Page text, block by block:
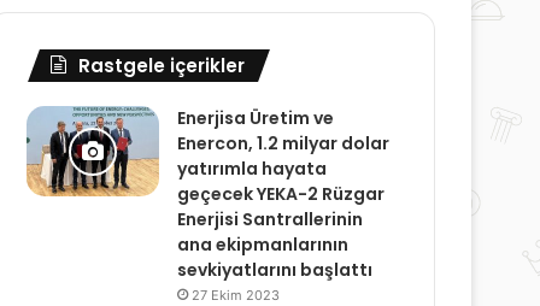
Rastgele içerikler
Enerjisa Üretim ve
Enercon, 1.2 milyar dolar
yatırımla hayata
geçecek YEKA-2 Rüzgar
Enerjisi Santrallerinin
ana ekipmanlarının
sevkiyatlarını başlattı
27 Ekim 2023